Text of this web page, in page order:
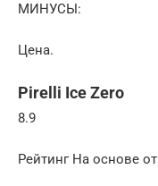
МИНУСЫ:
Цена.
Pirelli Ice Zero
8.9
Рейтинг На основе